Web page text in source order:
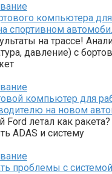
компьютера
спортивном
на трассе!
давление) с
компьютер для
на новом
летал как
ADAS и систему
проблемы с